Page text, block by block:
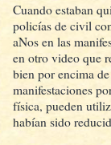
Cuando estaban
policías de civil
aNos en las
en otro video que
bien por encima
manifestaciones
física, pueden
habían sido